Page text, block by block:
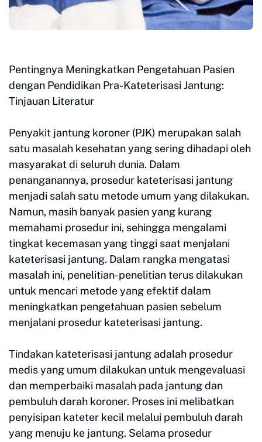
Pentingnya Meningkatkan Pengetahuan Pasien
dengan Pendidikan Pra-Kateterisasi Jantung:
Tinjauan Literatur
Penyakit jantung koroner (PJK) merupakan salah
satu masalah kesehatan yang sering dihadapi oleh
masyarakat di seluruh dunia. Dalam
penanganannya, prosedur kateterisasi jantung
menjadi salah satu metode umum yang dilakukan.
Namun, masih banyak pasien yang kurang
memahami prosedur ini, sehingga mengalami
tingkat kecemasan yang tinggi saat menjalani
kateterisasi jantung. Dalam rangka mengatasi
masalah ini, penelitian-penelitian terus dilakukan
untuk mencari metode yang efektif dalam
meningkatkan pengetahuan pasien sebelum
menjalani prosedur kateterisasi jantung.
Tindakan kateterisasi jantung adalah prosedur
medis yang umum dilakukan untuk mengevaluasi
dan memperbaiki masalah pada jantung dan
pembuluh darah koroner. Proses ini melibatkan
penyisipan kateter kecil melalui pembuluh darah
yang menuju ke jantung. Selama prosedur